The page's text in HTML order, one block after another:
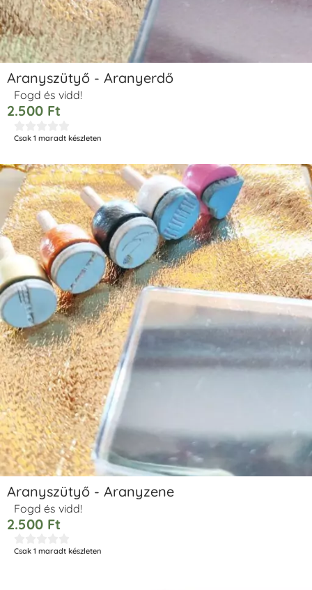
Aranyszütyő - Aranyerdő
Fogd és vidd!
2.500 Ft
Csak 1 maradt készleten
Aranyszütyő - Aranyzene
Fogd és vidd!
2.500 Ft
Csak 1 maradt készleten